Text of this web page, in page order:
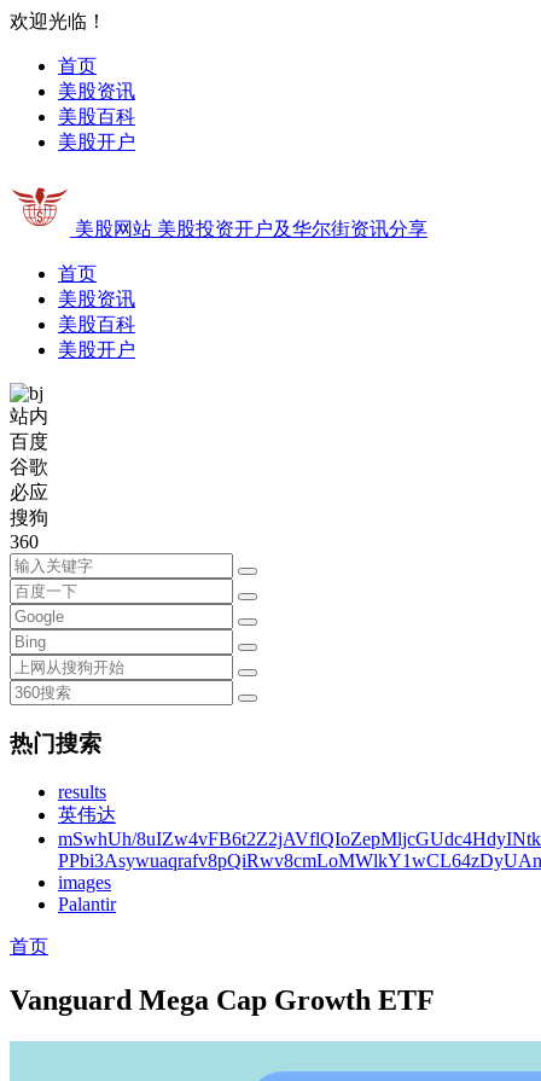
欢迎光临！
首页
美股资讯
美股百科
美股开户
美股网站 美股投资开户及华尔街资讯分享
首页
美股资讯
美股百科
美股开户
站内
百度
谷歌
必应
搜狗
360
热门搜索
results
英伟达
mSwhUh/
images
Palantir
首页
Vanguard Mega Cap Growth ETF